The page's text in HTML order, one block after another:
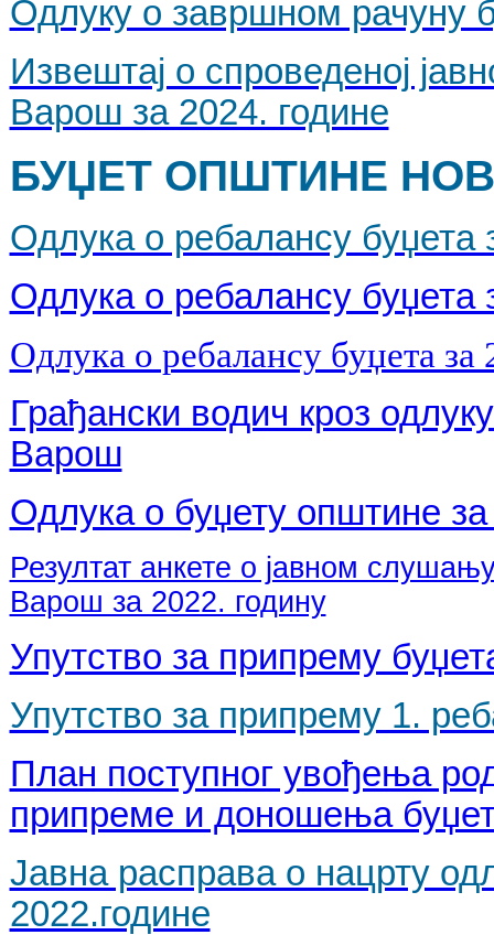
Одлуку о завршном рачуну
Извештај о спроведеној
Варош за 2024. године
БУЏЕТ ОПШТИНЕ
Одлука о ребалансу буџета
Одлука о ребалансу буџета
Одлука о ребалансу буџета
Грађански водич кроз
Варош
Одлука о буџету општине за
Резултат анкете о јавном
Варош за 2022. годину
Упутство за припрему
Упутство за припрему 1.
План поступног увођења
припреме и доношења
Јавна расправа о нацрту
2022.године